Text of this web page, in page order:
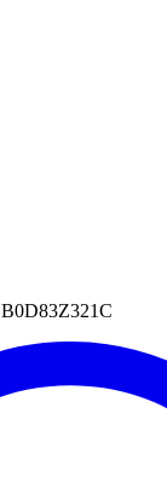
B0D83Z321C